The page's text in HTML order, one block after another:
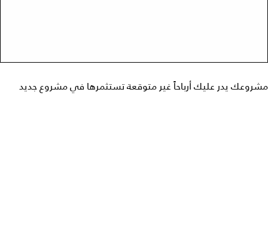
مشروعك يدر عليك أرباحاً غير متوقعة تستثمرها في مشروع جديد